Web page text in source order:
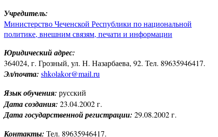
Учредитель:
Министерство Чеченской Республики по национальной
политике, внешним связям, печати и информации
Юридический адрес:
364024, г. Грозный, ул. Н. Назарбаева, 92. Тел. 89635946417.
Эл/почта: shkolakor@mail.ru
Язык обучения: русский
Дата создания: 23.04.2002 г.
Дата государственной регистрации: 29.08.2002 г.
Контакты: Тел. 89635946417.